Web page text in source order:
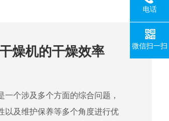
燥机的干燥效率
个涉及多个方面的综合问题，
以及维护保养等多个角度进行优
电话
微信扫一扫